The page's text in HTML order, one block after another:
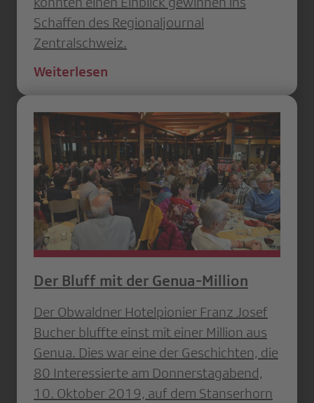
Schaffen des Regionaljournal
Zentralschweiz.
Weiterlesen
Der Bluff mit der Genua-Million
Der Obwaldner Hotelpionier Franz Josef
Bucher bluffte einst mit einer Million aus
Genua. Dies war eine der Geschichten, die
80 Interessierte am Donnerstagabend,
10. Oktober 2019, auf dem Stanserhorn